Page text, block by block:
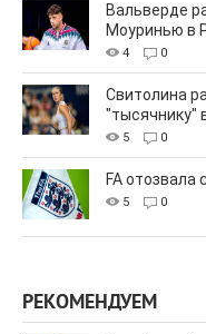
Вальверде
Моуринью в
4 0
Свитолина
"тысячнику"
5 0
FA
5 0
РЕКОМЕНДУЕМ